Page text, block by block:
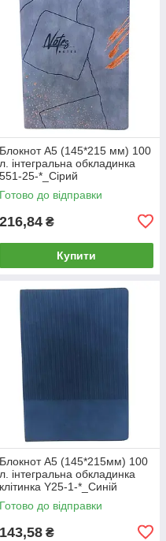
Блокнот А5 (145*215 мм) 100
л. інтегральна обкладинка
551-25-*_Сірий
Готово до відправки
216,84 ₴
Купити
Блокнот А5 (145*215мм) 100
л. інтегральна обкладинка
клітинка Y25-1-*_Синій
Готово до відправки
143,58 ₴